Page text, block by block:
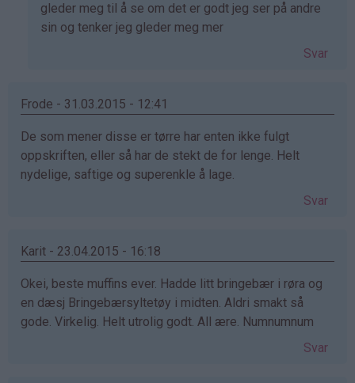
svar
på
bekreftet)
gleder meg til å se om det er godt jeg ser på andre
sin og tenker jeg gleder meg mer
Svar
Frode - 31.03.2015 - 12:41
De som mener disse er tørre har enten ikke fulgt
oppskriften, eller så har de stekt de for lenge. Helt
nydelige, saftige og superenkle å lage.
Svar
Karit - 23.04.2015 - 16:18
Okei, beste muffins ever. Hadde litt bringebær i røra og
en dæsj Bringebærsyltetøy i midten. Aldri smakt så
gode. Virkelig. Helt utrolig godt. All ære. Numnumnum
Svar